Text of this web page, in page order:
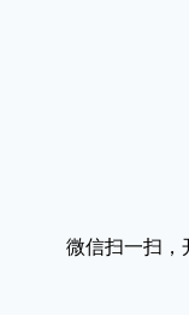
微信扫一扫，